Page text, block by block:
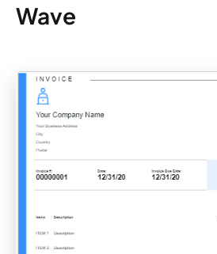
Wave